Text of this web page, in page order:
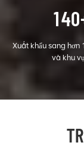
140
Xuất khẩu sang hơn
và khu